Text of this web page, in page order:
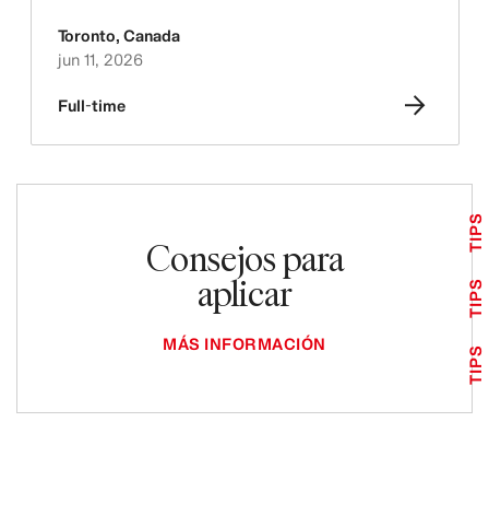
Toronto, Canada
jun 11, 2026
Full-time
Consejos para
aplicar
MÁS INFORMACIÓN
TIPS
TIPS
TIPS